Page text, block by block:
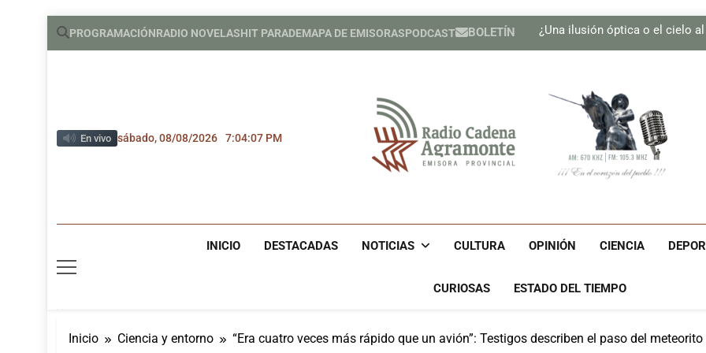
Saltar
PROGRAMACIÓNRADIO NOVELASHIT PARADEMAPA DE EMISORASPODCAST BOLETÍN
¿Una ilusión óptica o el cielo
Se adoptan medidas
¿Una ilusión óptica o el cielo
Se adoptan medidas
Realizan Expo Innovación
En vivo sábado, 08/08/2026 7:04:08 PM
Radio Cadena
INICIO DESTACADAS NOTICIAS CULTURA OPINIÓN CIENCIA
CURIOSAS ESTADO DEL TIEMPO
Inicio Ciencia y entorno “Era cuatro veces más rápido que un avión”: Testigos describen el paso del